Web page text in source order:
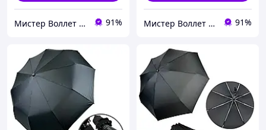
Мистер Воллет на Prom.ua 91% Мистер Воллет на Prom.ua 91%